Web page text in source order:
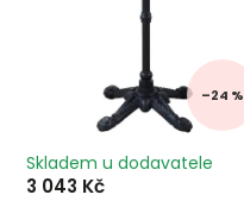
–24 %
Skladem u dodavatele
3 043 Kč